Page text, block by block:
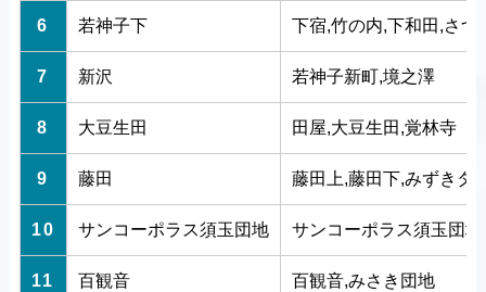
6 若神子下 下宿,竹の内,下和田,さつ
7 新沢 若神子新町,境之澤
8 大豆生田 田屋,大豆生田,覚林寺
9 藤田 藤田上,藤田下,みずきタ
10 サンコーポラス須玉団地 サンコーポラス須玉団地
11 百観音 百観音,みさき団地